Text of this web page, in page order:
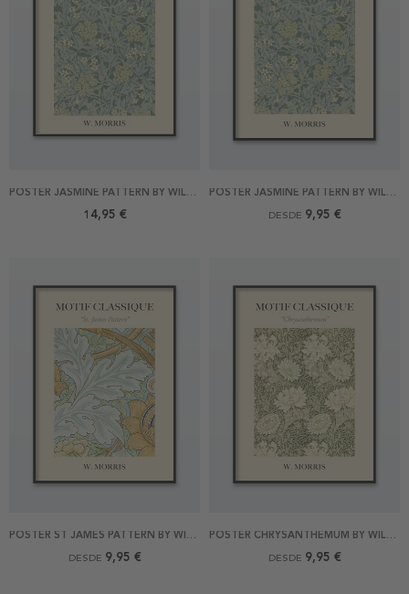
POSTER JASMINE PATTERN BY WILLIAM MORRIS 30X40
14,95 €
POSTER JASMINE PATTERN BY WILLIAM MORRIS
DESDE 9,95 €
POSTER ST JAMES PATTERN BY WILLIAM MORRIS
DESDE 9,95 €
POSTER CHRYSANTHEMUM BY WILLIAM MORRIS
DESDE 9,95 €